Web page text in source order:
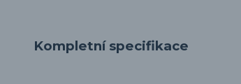
Kompletní specifikace